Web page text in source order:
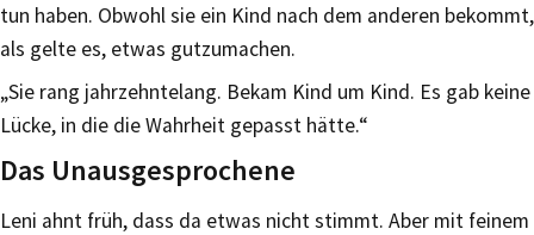
tun haben. Obwohl sie ein Kind nach dem anderen bekommt,
als gelte es, etwas gutzumachen.
„Sie rang jahrzehntelang. Bekam Kind um Kind. Es gab keine
Lücke, in die die Wahrheit gepasst hätte.“
Das Unausgesprochene
Leni ahnt früh, dass da etwas nicht stimmt. Aber mit feinem